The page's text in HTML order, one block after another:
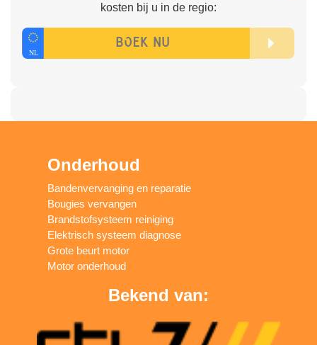
kosten bij u in de regio:
Onderhoud
Bandenvervanging en reparatie
Bougies vervangen
Brandstofsysteem reiniging
Elektrisch systeem diagnose
Grote beurt motor
Motor onderhoud
Bekend van: